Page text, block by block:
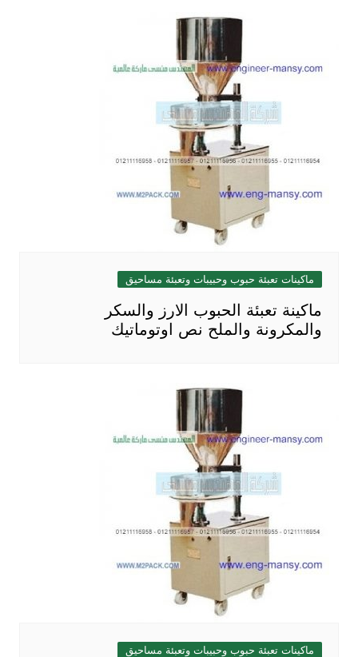
ماكينات تعبئة حبوب وحبيبات وتعبئة مساحيق
ماكينة تعبئة الحبوب الارز والسكر
والمكرونة والملح نص اوتوماتيك
ماكينات تعبئة حبوب وحبيبات وتعبئة مساحيق